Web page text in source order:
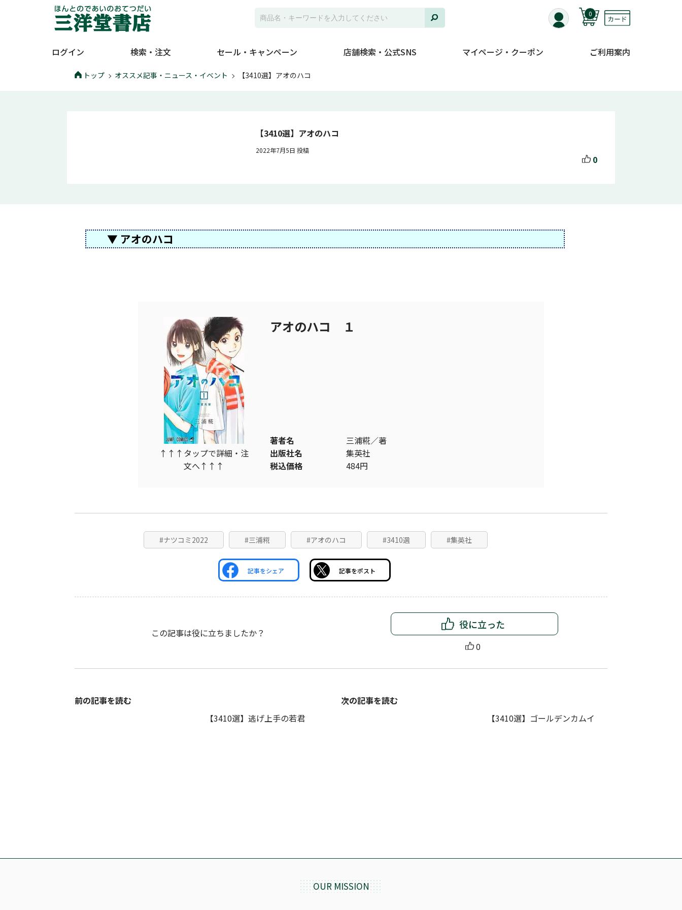
0
ログイン 検索・注文 セール・キャンペーン 店舗検索・公式SNS マイページ・クーポン ご利用案内
トップ オススメ記事・ニュース・イベント 【3410選】アオのハコ
【3410選】アオのハコ
2022年7月5日 投稿
0
▼ アオのハコ
↑↑↑タップで詳細・注
文へ↑↑↑
アオのハコ １
著者名
三浦糀／著
出版社名
集英社
税込価格
484円
#ナツコミ2022 #三浦糀 #アオのハコ #3410選 #集英社
記事をシェア 記事をポスト
この記事は役に立ちましたか？
役に立った
0
前の記事を読む
【3410選】逃げ上手の若君
次の記事を読む
【3410選】ゴールデンカムイ
OUR MISSION